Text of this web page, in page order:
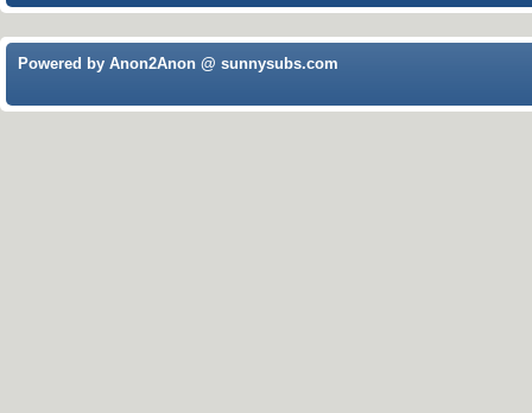
Powered by Anon2Anon @ sunnysubs.com